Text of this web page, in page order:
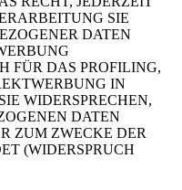
SIE
DATEN
FÜR DAS PROFILING,
IN
WIDERSPRECHEN,
DATEN
ZUM ZWECKE DER
(WIDERSPRUCH